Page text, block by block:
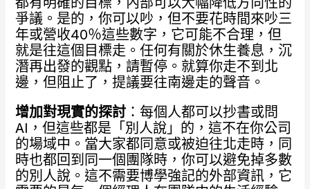
爭議。是的，你可以吵，但不要花時間來吵三
年或營收40％這些數字，它可能不合理，但
就是往這個目標走。任何有關於休生養息，沉
潛再出發的觀點，請暫停。就算你走不到北
邊，但阻止了，提議要往南邊走的聲音。
增加對現實的探討：每個人都可以抄書或問
AI，但這些都是「別人說」的，這不在你公司
的場域中。當大家都同意或被迫往北走時，同
時也都回到同一個團隊時，你可以避免掉多數
的別人說。這不需要博學強記的外部資訊，它